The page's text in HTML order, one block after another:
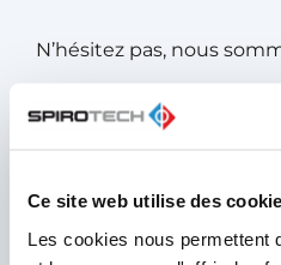
Ce site web utilise des
Les cookies nous permettent
N’hésitez pas, nous
Contactez nous
SpiroSelect
meilleures